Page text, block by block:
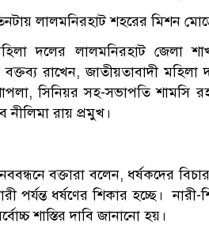
লালমনিরহাট শহরের মিশন
দলের লালমনিরহাট জেলা
বক্তব্য রাখেন, জাতীয়তাবাদী
সিনিয়র সহ-সভাপতি শামসি
নীলিমা রায় প্রমুখ।
বক্তারা বলেন, ধর্ষকদের
পর্যন্ত ধর্ষণের শিকার হচ্ছে।
শাস্তির দাবি জানানো হয়।